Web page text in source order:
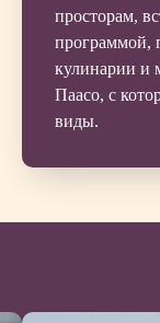
просторам,
программой,
кулинарии и
Паасо, с
виды.